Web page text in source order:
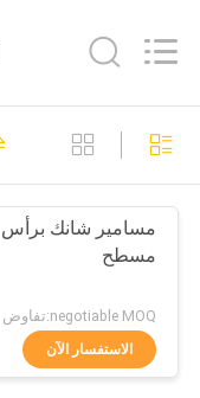
الصفحة
الرئيسية
منتجات
معلومات
Business
License.
Reserved.
ستيل
51
54
مسامير شانك برأس
مسطح
negotiable MOQ:تفاوض
الاستفسار الآن